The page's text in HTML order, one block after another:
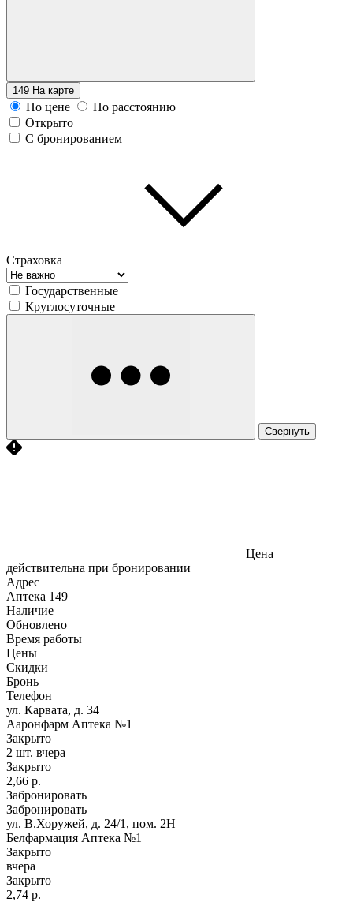
149 На карте
По цене
По расстоянию
Открыто
С бронированием
Страховка
Государственные
Круглосуточные
Свернуть
Цена
действительна при бронировании
Адрес
Аптека 149
Наличие
Обновлено
Время работы
Цены
Скидки
Бронь
Телефон
ул. Карвата, д. 34
Ааронфарм Аптека №1
Закрыто
2 шт. вчера
Закрыто
2,66 р.
Забронировать
Забронировать
ул. В.Хоружей, д. 24/1, пом. 2Н
Белфармация Аптека №1
Закрыто
вчера
Закрыто
2,74 р.